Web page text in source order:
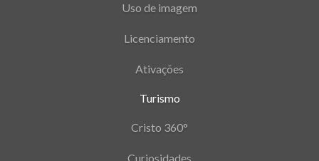
Uso de imagem
Licenciamento
Ativações
Turismo
Cristo 360°
Curiosidades